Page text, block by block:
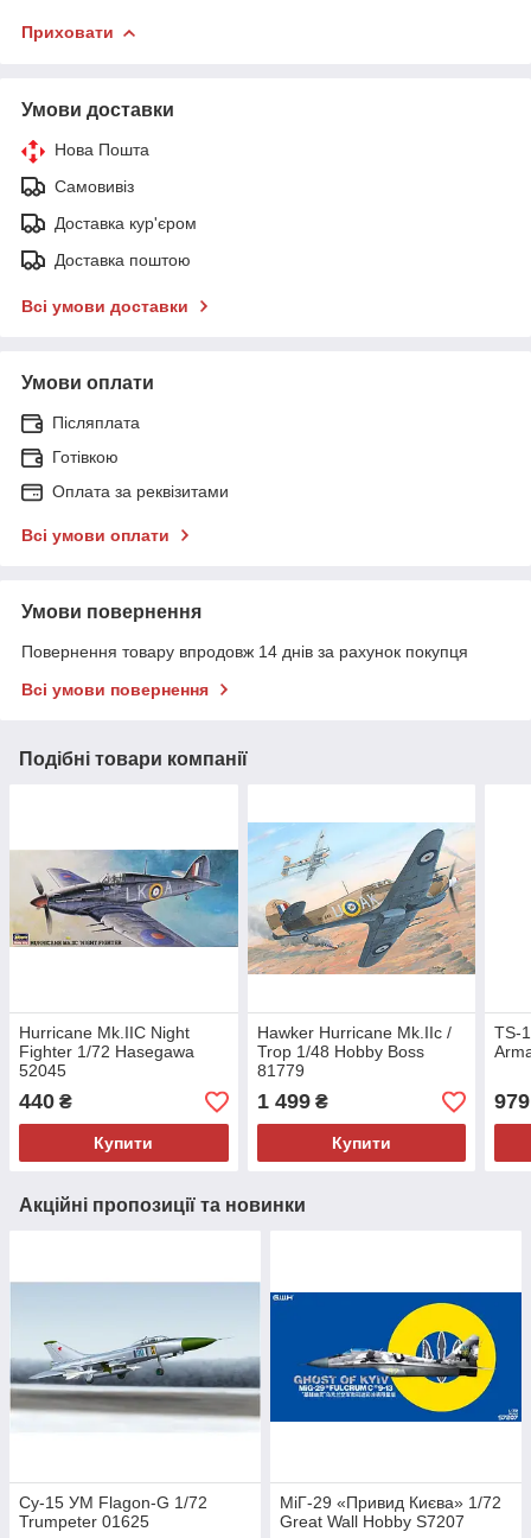
Приховати
Умови доставки
Нова Пошта
Самовивіз
Доставка кур'єром
Доставка поштою
Всі умови доставки
Умови оплати
Післяплата
Готівкою
Оплата за реквізитами
Всі умови оплати
Умови повернення
Повернення товару впродовж 14 днів за рахунок покупця
Всі умови повернення
Подібні товари компанії
Hurricane Mk.IIC Night
Fighter 1/72 Hasegawa
52045
440 ₴
Купити
Hawker Hurricane Mk.IIc /
Trop 1/48 Hobby Boss
81779
1 499₴
Купити
TS-
979
Акційні пропозиції та новинки
Су-15 УМ Flagon-G 1/72
Trumpeter 01625
МіГ-29 «Привид Києва» 1/72
Great Wall Hobby S7207